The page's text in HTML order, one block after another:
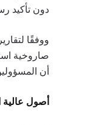
دون تأكيد
صاروخية
أن
أصول